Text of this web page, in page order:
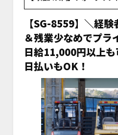
【SG-8559】＼経
＆残業少なめでプラ
日給11,000円以上
日払いもOK！